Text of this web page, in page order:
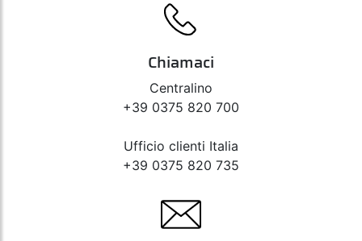
Chiamaci
Centralino
+39 0375 820 700
Ufficio clienti Italia
+39 0375 820 735